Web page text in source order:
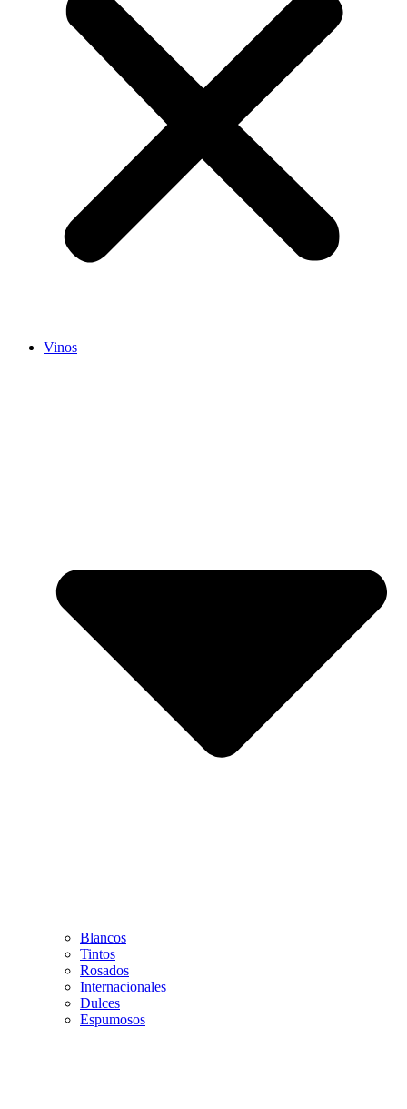
Vinos
Blancos
Tintos
Rosados
Internacionales
Dulces
Espumosos